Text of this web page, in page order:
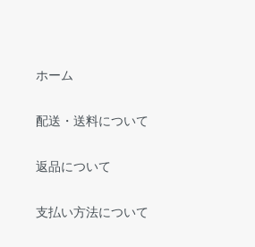
ホーム
配送・送料について
返品について
支払い方法について